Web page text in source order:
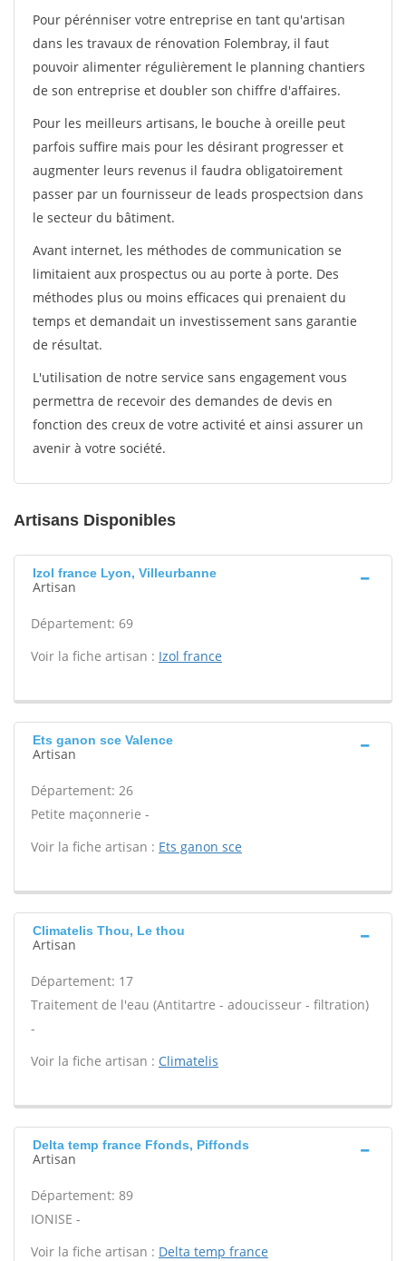
Pour pérénniser votre entreprise en tant qu'artisan
dans les travaux de rénovation Folembray, il faut
pouvoir alimenter régulièrement le planning chantiers
de son entreprise et doubler son chiffre d'affaires.
Pour les meilleurs artisans, le bouche à oreille peut
parfois suffire mais pour les désirant progresser et
augmenter leurs revenus il faudra obligatoirement
passer par un fournisseur de leads prospectsion dans
le secteur du bâtiment.
Avant internet, les méthodes de communication se
limitaient aux prospectus ou au porte à porte. Des
méthodes plus ou moins efficaces qui prenaient du
temps et demandait un investissement sans garantie
de résultat.
L'utilisation de notre service sans engagement vous
permettra de recevoir des demandes de devis en
fonction des creux de votre activité et ainsi assurer un
avenir à votre société.
Artisans Disponibles
Izol france Lyon, Villeurbanne
Artisan
Département: 69
Voir la fiche artisan : Izol france
Ets ganon sce Valence
Artisan
Département: 26
Petite maçonnerie -
Voir la fiche artisan : Ets ganon sce
Climatelis Thou, Le thou
Artisan
Département: 17
Traitement de l'eau (Antitartre - adoucisseur - filtration)
-
Voir la fiche artisan : Climatelis
Delta temp france Ffonds, Piffonds
Artisan
Département: 89
IONISE -
Voir la fiche artisan : Delta temp france